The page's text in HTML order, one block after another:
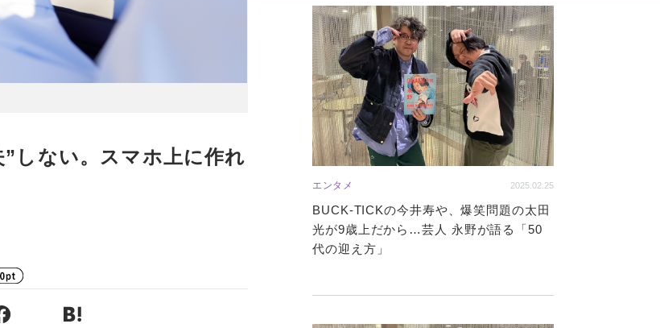
しない。スマホ上に作れ
エンタメ 2025.02.25
BUCK-TICKの今井寿や、爆笑問題の太田
光が9歳上だから…芸人 永野が語る「50
代の迎え方」